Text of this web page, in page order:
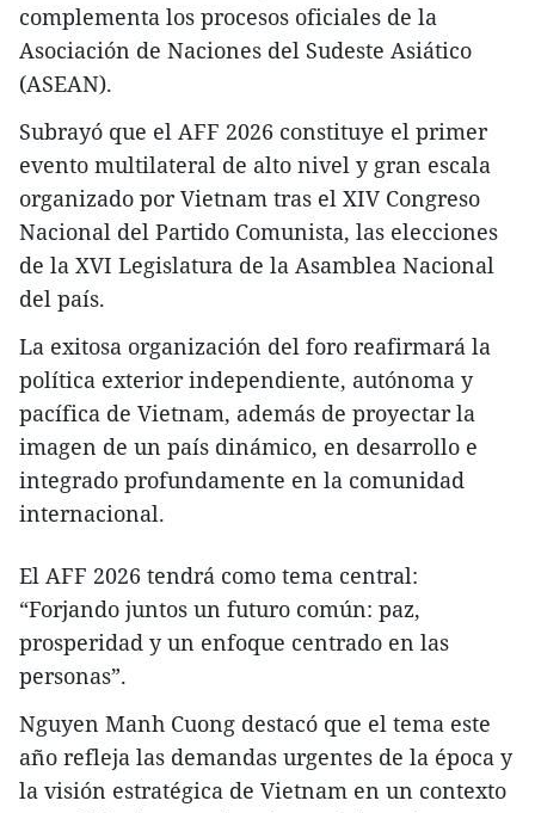
complementa los procesos oficiales de la
Asociación de Naciones del Sudeste Asiático
(ASEAN).
Subrayó que el AFF 2026 constituye el primer
evento multilateral de alto nivel y gran escala
organizado por Vietnam tras el XIV Congreso
Nacional del Partido Comunista, las elecciones
de la XVI Legislatura de la Asamblea Nacional
del país.
La exitosa organización del foro reafirmará la
política exterior independiente, autónoma y
pacífica de Vietnam, además de proyectar la
imagen de un país dinámico, en desarrollo e
integrado profundamente en la comunidad
internacional.
El AFF 2026 tendrá como tema central:
“Forjando juntos un futuro común: paz,
prosperidad y un enfoque centrado en las
personas”.
Nguyen Manh Cuong destacó que el tema este
año refleja las demandas urgentes de la época y
la visión estratégica de Vietnam en un contexto